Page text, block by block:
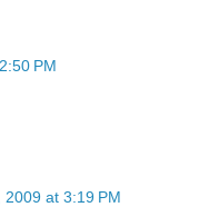
PM
at 3:19 PM